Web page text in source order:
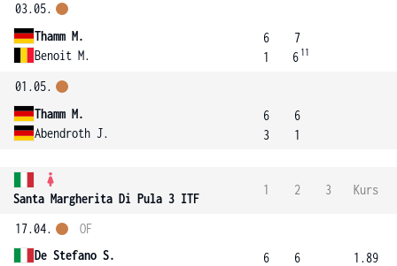
03.05.
Thamm M.
Benoit M.
6
1
7
6 11
01.05.
Thamm M.
Abendroth J.
6
3
6
1
Santa Margherita Di Pula 3 ITF
1 2 3 Kurs
17.04.
De Stefano S.
OF
6
6
1.89